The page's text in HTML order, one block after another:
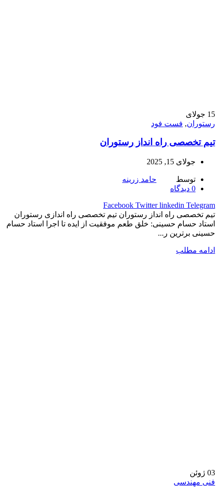
15 جولای
رستوران, فست فود
تیم تخصصی راه انداز رستوران
جولای 15, 2025
توسط
حامد زرینه
0 دیدگاه
Facebook Twitter linkedin Telegram
تیم تخصصی راه انداز رستوران تیم تخصصی راه اندازی رستوران
استاد حسام حسینی: خلق طعم موفقیت از ایده تا اجرا استاد حسام
حسینی برترین ر...
ادامه مطلب
03 ژوئن
فنی مهندسی